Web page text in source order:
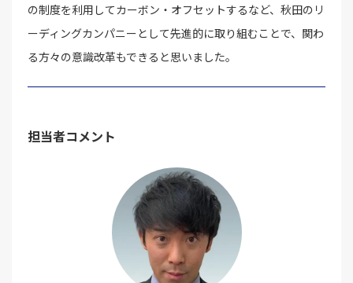
の制度を利用してカーボン・オフセットするなど、秋田のリ
ーディングカンパニーとして先進的に取り組むことで、関わ
る方々の意識改革もできると思いました。
担当者コメント